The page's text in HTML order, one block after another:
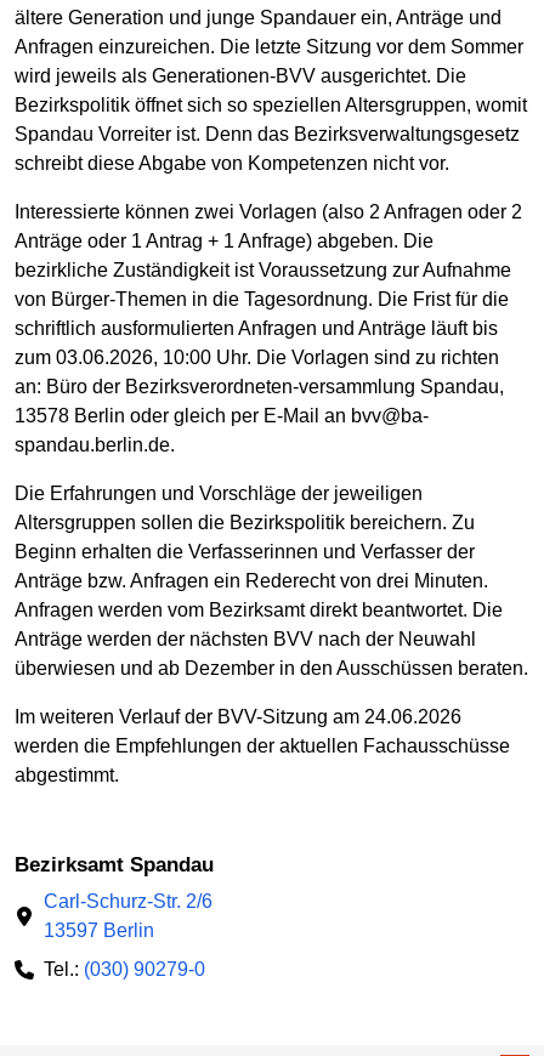
ältere Generation und junge Spandauer ein, Anträge und
Anfragen einzureichen. Die letzte Sitzung vor dem Sommer
wird jeweils als Generationen-BVV ausgerichtet. Die
Bezirkspolitik öffnet sich so speziellen Altersgruppen, womit
Spandau Vorreiter ist. Denn das Bezirksverwaltungsgesetz
schreibt diese Abgabe von Kompetenzen nicht vor.
Interessierte können zwei Vorlagen (also 2 Anfragen oder 2
Anträge oder 1 Antrag + 1 Anfrage) abgeben. Die
bezirkliche Zuständigkeit ist Voraussetzung zur Aufnahme
von Bürger-Themen in die Tagesordnung. Die Frist für die
schriftlich ausformulierten Anfragen und Anträge läuft bis
zum 03.06.2026, 10:00 Uhr. Die Vorlagen sind zu richten
an: Büro der Bezirksverordneten-versammlung Spandau,
13578 Berlin oder gleich per E-Mail an bvv@ba-
spandau.berlin.de.
Die Erfahrungen und Vorschläge der jeweiligen
Altersgruppen sollen die Bezirkspolitik bereichern. Zu
Beginn erhalten die Verfasserinnen und Verfasser der
Anträge bzw. Anfragen ein Rederecht von drei Minuten.
Anfragen werden vom Bezirksamt direkt beantwortet. Die
Anträge werden der nächsten BVV nach der Neuwahl
überwiesen und ab Dezember in den Ausschüssen beraten.
Im weiteren Verlauf der BVV-Sitzung am 24.06.2026
werden die Empfehlungen der aktuellen Fachausschüsse
abgestimmt.
Bezirksamt Spandau
Carl-Schurz-Str. 2/6
13597 Berlin
Tel.: (030) 90279-0